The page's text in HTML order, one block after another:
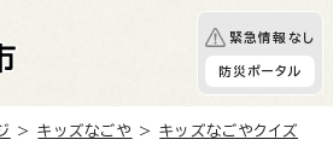
緊急情報なし
防災ポータル
>キッズなごや >キッズなごやクイズ